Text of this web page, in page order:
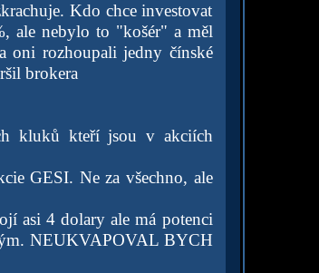
Kdo chce investovat
ale nebylo to "košér" a měl
oni rozhoupali jedny čínské
brokera
kluků kteří jsou v akciích
GESI. Ne za všechno, ale
asi 4 dolary ale má potenci
NEUKVAPOVAL BYCH